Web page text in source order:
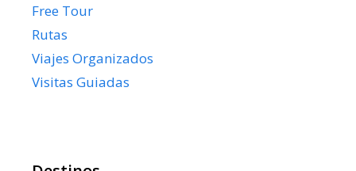
Free Tour
Rutas
Viajes Organizados
Visitas Guiadas